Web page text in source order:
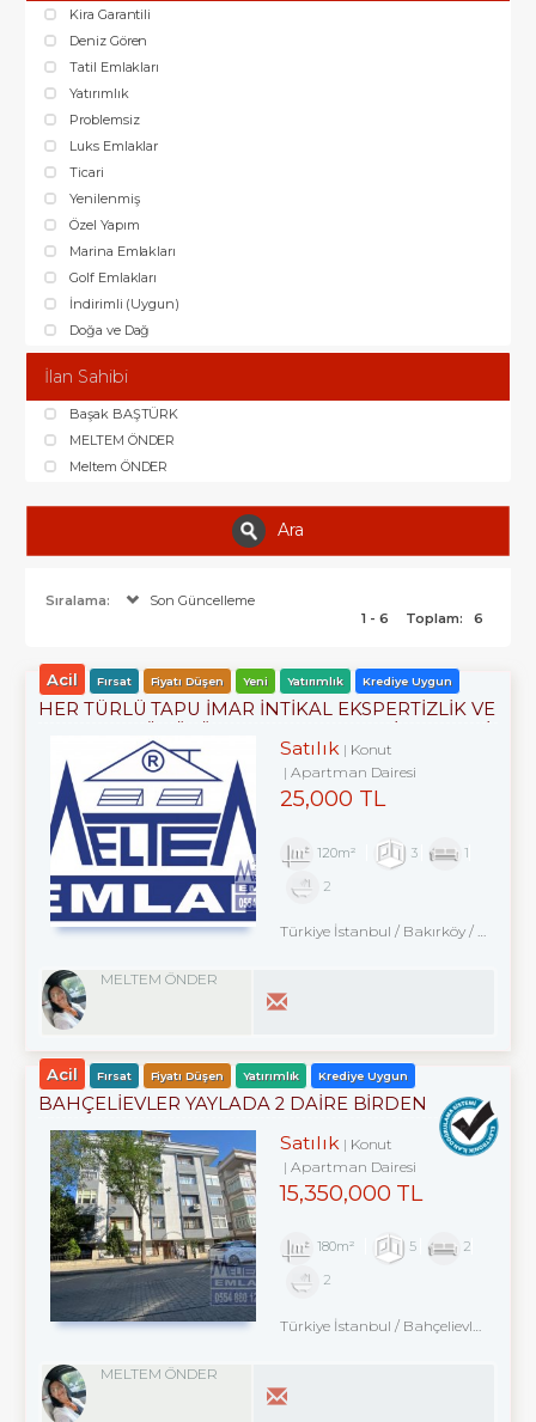
Kira Garantili
Deniz Gören
Tatil Emlakları
Yatırımlık
Problemsiz
Luks Emlaklar
Ticari
Yenilenmiş
Özel Yapım
Marina Emlakları
Golf Emlakları
İndirimli (Uygun)
Doğa ve Dağ
İlan Sahibi
Başak BAŞTÜRK
MELTEM ÖNDER
Meltem ÖNDER
Ara
Sıralama:
Son Güncelleme
1 - 6
Toplam: 6
Acil Fırsat Fiyatı Düşen Yeni Yatırımlık Krediye Uygun
HER TÜRLÜ TAPU İMAR İNTİKAL EKSPERTİZLİK VE
Satılık
Konut
Apartman Dairesi
25,000 TL
120m² 3
1
2
Türkiye İstanbul / Bakırköy/ Kartaltepe
MELTEM ÖNDER
Acil Fırsat Fiyatı Düşen Yatırımlık Krediye Uygun
BAHÇELİEVLER YAYLADA 2 DAİRE BİRDEN
SATILIKTIR.
Satılık
Konut
Apartman Dairesi
15,350,000 TL
180m² 5
2
2
MELTEM ÖNDER